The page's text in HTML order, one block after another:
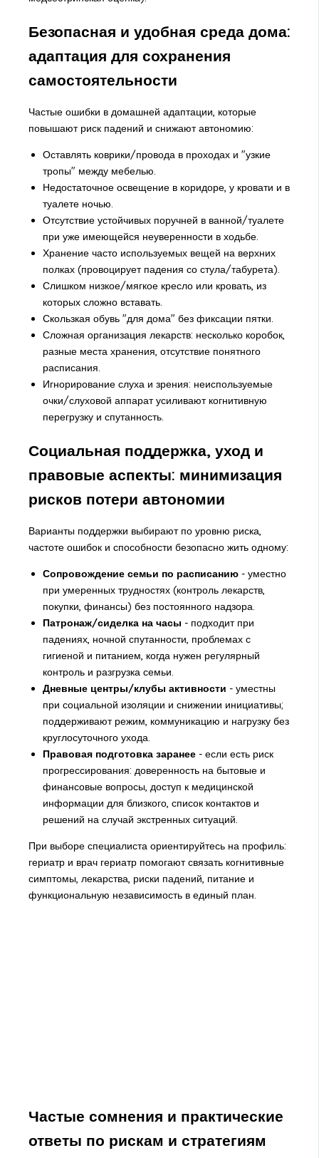
Безопасная и удобная среда дома:
адаптация для сохранения
самостоятельности
Частые ошибки в домашней адаптации, которые
повышают риск падений и снижают автономию:
Оставлять коврики/провода в проходах и "узкие
тропы" между мебелью.
Недостаточное освещение в коридоре, у кровати и в
туалете ночью.
Отсутствие устойчивых поручней в ванной/туалете
при уже имеющейся неуверенности в ходьбе.
Хранение часто используемых вещей на верхних
полках (провоцирует падения со стула/табурета).
Слишком низкое/мягкое кресло или кровать, из
которых сложно вставать.
Скользкая обувь "для дома" без фиксации пятки.
Сложная организация лекарств: несколько коробок,
разные места хранения, отсутствие понятного
расписания.
Игнорирование слуха и зрения: неиспользуемые
очки/слуховой аппарат усиливают когнитивную
перегрузку и спутанность.
Социальная поддержка, уход и
правовые аспекты: минимизация
рисков потери автономии
Варианты поддержки выбирают по уровню риска,
частоте ошибок и способности безопасно жить одному:
Сопровождение семьи по расписанию- уместно
при умеренных трудностях (контроль лекарств,
покупки, финансы) без постоянного надзора.
Патронаж/сиделка на часы - подходит при
падениях, ночной спутанности, проблемах с
гигиеной и питанием, когда нужен регулярный
контроль и разгрузка семьи.
Дневные центры/клубы активности - уместны
при социальной изоляции и снижении инициативы;
поддерживают режим, коммуникацию и нагрузку без
круглосуточного ухода.
Правовая подготовка заранее- если есть риск
прогрессирования: доверенность на бытовые и
финансовые вопросы, доступ к медицинской
информации для близкого, список контактов и
решений на случай экстренных ситуаций.
При выборе специалиста ориентируйтесь на профиль:
гериатр и врач гериатр помогают связать когнитивные
симптомы, лекарства, риски падений, питание и
функциональную независимость в единый план.
Частые сомнения и практические
ответы по рискам и стратегиям